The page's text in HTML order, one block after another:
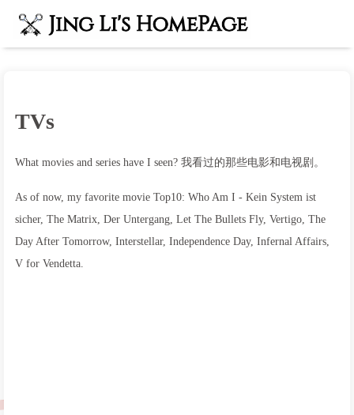
TVs
What movies and series have I seen? 我看过的那些电影和电视剧。
As of now, my favorite movie Top10: Who Am I - Kein System ist
sicher, The Matrix, Der Untergang, Let The Bullets Fly, Vertigo, The
Day After Tomorrow, Interstellar, Independence Day, Infernal Affairs,
V for Vendetta.